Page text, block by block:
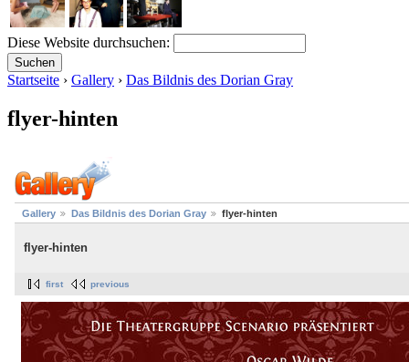
Diese Website durchsuchen:
Startseite › Gallery › Das Bildnis des Dorian Gray
flyer-hinten
Gallery Das Bildnis des Dorian Gray flyer-hinten
flyer-hinten
first previous